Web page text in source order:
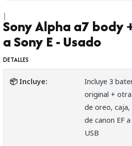
|
Sony Alpha a7 body
a Sony E - Usado
DETALLES
📦 Incluye:
Incluye 3
original +
de oreo,
de canon EF
USB